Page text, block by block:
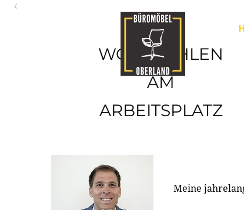
WOHLFÜHLEN
AM
ARBEITSPLATZ
Meine